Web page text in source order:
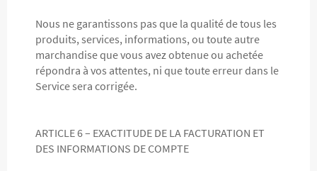
Nous ne garantissons pas que la qualité de tous les
produits, services, informations, ou toute autre
marchandise que vous avez obtenue ou achetée
répondra à vos attentes, ni que toute erreur dans le
Service sera corrigée.
ARTICLE 6 – EXACTITUDE DE LA FACTURATION ET
DES INFORMATIONS DE COMPTE